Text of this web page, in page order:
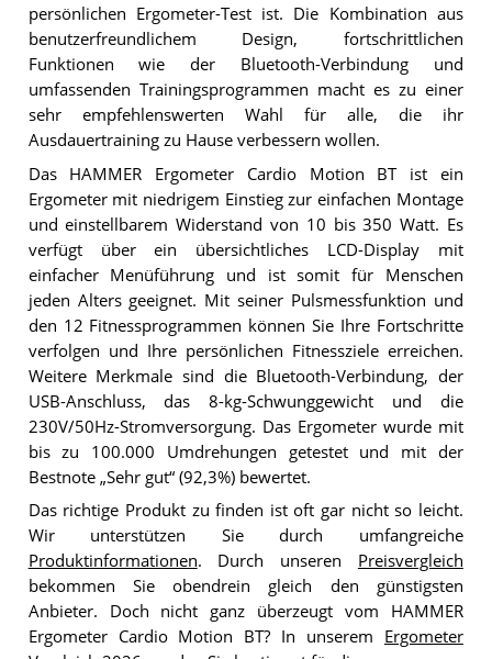
persönlichen Ergometer-Test ist. Die Kombination aus
benutzerfreundlichem Design, fortschrittlichen
Funktionen wie der Bluetooth-Verbindung und
umfassenden Trainingsprogrammen macht es zu einer
sehr empfehlenswerten Wahl für alle, die ihr
Ausdauertraining zu Hause verbessern wollen.
Das HAMMER Ergometer Cardio Motion BT ist ein
Ergometer mit niedrigem Einstieg zur einfachen Montage
und einstellbarem Widerstand von 10 bis 350 Watt. Es
verfügt über ein übersichtliches LCD-Display mit
einfacher Menüführung und ist somit für Menschen
jeden Alters geeignet. Mit seiner Pulsmessfunktion und
den 12 Fitnessprogrammen können Sie Ihre Fortschritte
verfolgen und Ihre persönlichen Fitnessziele erreichen.
Weitere Merkmale sind die Bluetooth-Verbindung, der
USB-Anschluss, das 8-kg-Schwunggewicht und die
230V/50Hz-Stromversorgung. Das Ergometer wurde mit
bis zu 100.000 Umdrehungen getestet und mit der
Bestnote „Sehr gut“ (92,3%) bewertet.
Das richtige Produkt zu finden ist oft gar nicht so leicht.
Wir unterstützen Sie durch umfangreiche
Produktinformationen. Durch unseren Preisvergleich
bekommen Sie obendrein gleich den günstigsten
Anbieter. Doch nicht ganz überzeugt vom HAMMER
Ergometer Cardio Motion BT? In unserem Ergometer